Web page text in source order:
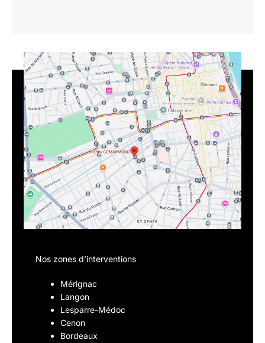
Nos zones d’interventions
Mérignac
Langon
Lesparre-Médoc
Cenon
Bordeaux